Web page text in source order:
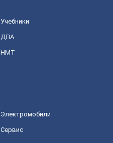
Учебники
ДПА
НМТ
Электромобили
Сервис